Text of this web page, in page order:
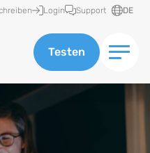
Login Support DE
Testen